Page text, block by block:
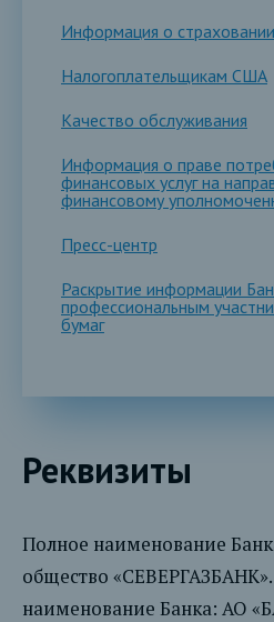
Информация о
Налогоплательщикам США
Качество обслуживания
Информация о праве
финансовых услуг на
финансовому
Пресс-центр
Раскрытие информации
профессиональным
бумаг
Реквизиты
Полное наименование
общество
наименование Банка: АО